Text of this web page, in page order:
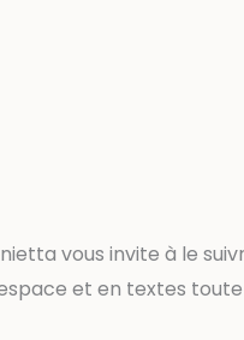
vous invite à le
et en textes